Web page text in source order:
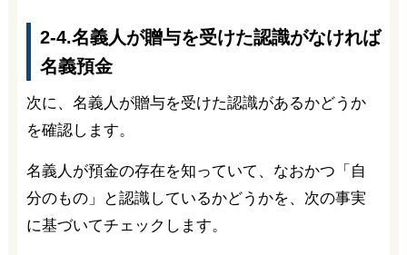
2-4.名義人が贈与を受けた認識がなければ
名義預金
次に、名義人が贈与を受けた認識があるかどうか
を確認します。
名義人が預金の存在を知っていて、なおかつ「自
分のもの」と認識しているかどうかを、次の事実
に基づいてチェックします。